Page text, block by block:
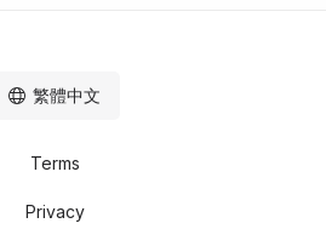
Terms
Privacy
繁體中文